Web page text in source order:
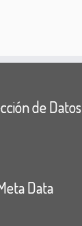
de Datos
Data